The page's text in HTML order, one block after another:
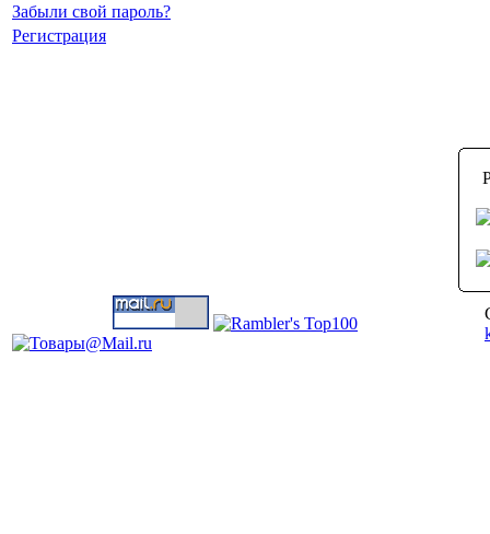
Забыли свой пароль?
Регистрация